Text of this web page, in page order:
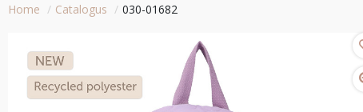
Home Catalogus 030-01682